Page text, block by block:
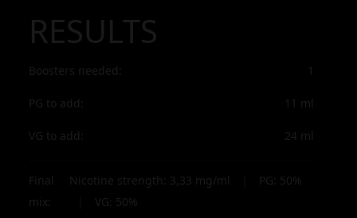
RESULTS
Boosters needed: 1
PG to add: 11 ml
VG to add: 24 ml
Final
mix:
Nicotine strength: 3,33 mg/ml PG: 50%
VG: 50%